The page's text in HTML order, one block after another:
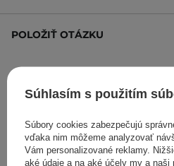
POLOŽIŤ OTÁZKU
srdčitej a tea tree
Kód výrobku: 13114
Súhlasím s použitím
Súbory cookies zabezpečujú
vďaka nim môžeme analyzovať
Vám personalizované reklamy.
aké údaje a na aké účely my a naši